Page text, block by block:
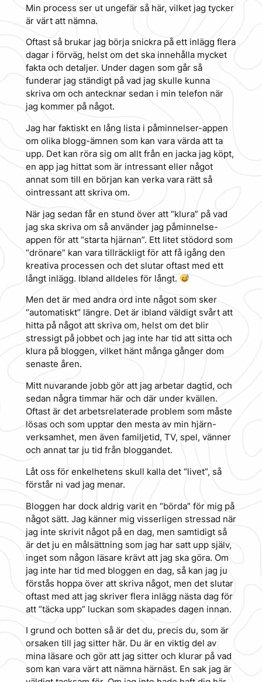
Min process ser ut ungefär så här, vilket jag tycker
är värt att nämna.
Oftast så brukar jag börja snickra på ett inlägg flera
dagar i förväg, helst om det ska innehålla mycket
fakta och detaljer. Under dagen som går så
funderar jag ständigt på vad jag skulle kunna
skriva om och antecknar sedan i min telefon när
jag kommer på något.
Jag har faktiskt en lång lista i påminnelser-appen
om olika blogg-ämnen som kan vara värda att ta
upp. Det kan röra sig om allt från en jacka jag köpt,
en app jag hittat som är intressant eller något
annat som till en början kan verka vara rätt så
ointressant att skriva om.
När jag sedan får en stund över att “klura” på vad
jag ska skriva om så använder jag påminnelse-
appen för att “starta hjärnan”. Ett litet stödord som
“drönare” kan vara tillräckligt för att få igång den
kreativa processen och det slutar oftast med ett
långt inlägg. Ibland alldeles för långt.
Men det är med andra ord inte något som sker
“automatiskt” längre. Det är ibland väldigt svårt att
hitta på något att skriva om, helst om det blir
stressigt på jobbet och jag inte har tid att sitta och
klura på bloggen, vilket hänt många gånger dom
senaste åren.
Mitt nuvarande jobb gör att jag arbetar dagtid, och
sedan några timmar här och där under kvällen.
Oftast är det arbetsrelaterade problem som måste
lösas och som upptar den mesta av min hjärn-
verksamhet, men även familjetid, TV, spel, vänner
och annat tar ju tid från bloggandet.
Låt oss för enkelhetens skull kalla det “livet”, så
förstår ni vad jag menar.
Bloggen har dock aldrig varit en “börda” för mig på
något sätt. Jag känner mig visserligen stressad när
jag inte skrivit något på en dag, men samtidigt så
är det ju en målsättning som jag har satt upp själv,
inget som någon läsare krävt att jag ska göra. Om
jag inte har tid med bloggen en dag, så kan jag ju
förstås hoppa över att skriva något, men det slutar
oftast med att jag skriver flera inlägg nästa dag för
att “täcka upp” luckan som skapades dagen innan.
I grund och botten så är det du, precis du, som är
orsaken till jag sitter här. Du är en viktig del av
mina läsare och gör att jag sitter och klurar på vad
som kan vara värt att nämna härnäst. En sak jag är